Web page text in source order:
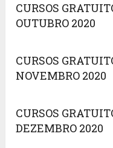
CURSOS
OUTUBRO 2020
CURSOS
NOVEMBRO 2020
CURSOS
DEZEMBRO 2020